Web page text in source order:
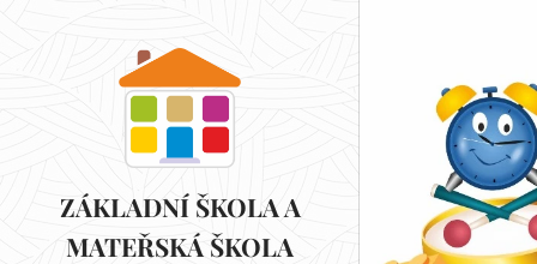
ZÁKLADNÍ ŠKOLA A
MATEŘSKÁ ŠKOLA